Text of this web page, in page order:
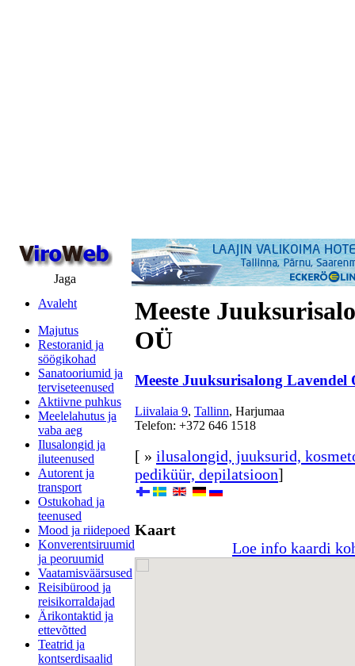
Jaga
Avaleht
Majutus
Restoranid ja
söögikohad
Sanatooriumid ja
terviseteenused
Aktiivne puhkus
Meelelahutus ja
vaba aeg
Ilusalongid ja
iluteenused
Autorent ja
transport
Ostukohad ja
teenused
Mood ja riidepoed
Konverentsiruumid
ja peoruumid
Vaatamisväärsused
Reisibürood ja
reisikorraldajad
Ärikontaktid ja
ettevõtted
Teatrid ja
kontserdisaalid
Meeste
OÜ
Meeste Juuksurisalong Lavendel
Liivalaia 9, Tallinn, Harjumaa
Telefon: +372 646 1518
[ » ilusalongid, juuksurid,
pediküür, depilatsioon]
Kaart
Loe info kaardi